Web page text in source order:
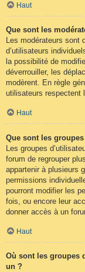
Haut
Que sont les
Les modérateurs sont
d’utilisateurs
la possibilité de
déverrouiller, les
modèrent. En règle
utilisateurs respectent
Haut
Que sont les
Les groupes
forum de regrouper
appartenir à plusieurs
permissions
pourront modifier les
fois, ou encore leur
donner accès à un
Haut
Où sont les groupes
un ?